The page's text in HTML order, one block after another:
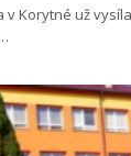
Korytné už